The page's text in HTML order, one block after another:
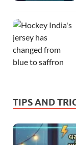
TIPS AND